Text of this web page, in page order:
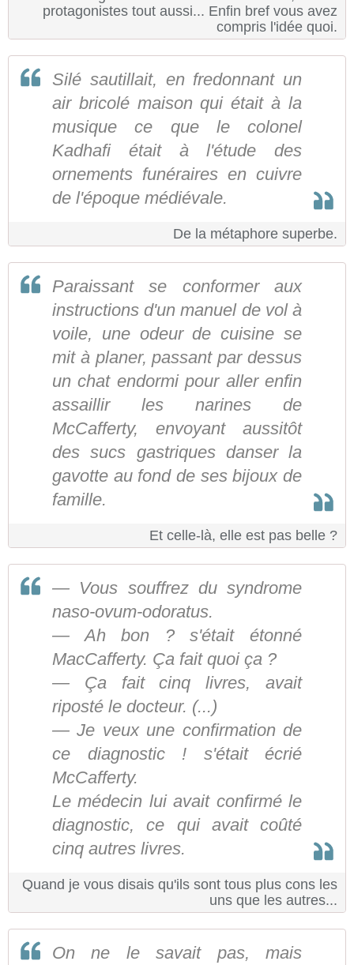
protagonistes tout aussi... Enfin bref vous avez
compris l'idée quoi.
Silé sautillait, en fredonnant un
air bricolé maison qui était à la
musique ce que le colonel
Kadhafi était à l'étude des
ornements funéraires en cuivre
de l'époque médiévale.
De la métaphore superbe.
Paraissant se conformer aux
instructions d'un manuel de vol à
voile, une odeur de cuisine se
mit à planer, passant par dessus
un chat endormi pour aller enfin
assaillir les narines de
McCafferty, envoyant aussitôt
des sucs gastriques danser la
gavotte au fond de ses bijoux de
famille.
Et celle-là, elle est pas belle ?
— Vous souffrez du syndrome
naso-ovum-odoratus.
— Ah bon ? s'était étonné
MacCafferty. Ça fait quoi ça ?
— Ça fait cinq livres, avait
riposté le docteur. (...)
— Je veux une confirmation de
ce diagnostic ! s'était écrié
McCafferty.
Le médecin lui avait confirmé le
diagnostic, ce qui avait coûté
cinq autres livres.
Quand je vous disais qu'ils sont tous plus cons les
uns que les autres...
On ne le savait pas, mais